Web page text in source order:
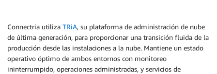
Connectria utiliza TRiA, su plataforma de administración de nube
de última generación, para proporcionar una transición fluida de la
producción desde las instalaciones a la nube. Mantiene un estado
operativo óptimo de ambos entornos con monitoreo
ininterrumpido, operaciones administradas, y servicios de